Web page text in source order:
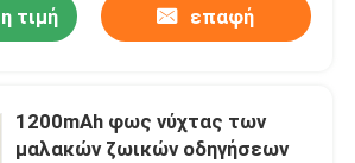
τιμή επαφή
1200mAh φως νύχτας των
μαλακών ζωικών οδηγήσεων